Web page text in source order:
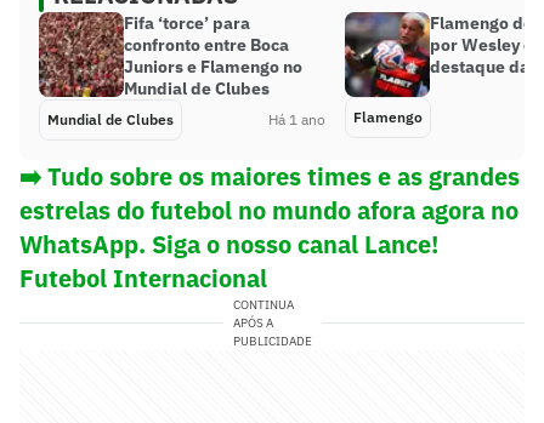
Fifa ‘torce’ para
confronto entre Boca
Juniors e Flamengo no
Mundial de Clubes
Mundial de Clubes Há 1 ano
Flamengo
por Wesley e
destaque da
Flamengo
➡️ Tudo sobre os maiores times e as grandes
estrelas do futebol no mundo afora agora no
WhatsApp. Siga o nosso canal Lance!
Futebol Internacional
CONTINUA
APÓS A
PUBLICIDADE